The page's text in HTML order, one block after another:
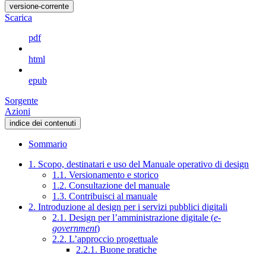
versione-corrente
Scarica
pdf
html
epub
Sorgente
Azioni
indice dei contenuti
Sommario
1. Scopo, destinatari e uso del Manuale operativo di design
1.1. Versionamento e storico
1.2. Consultazione del manuale
1.3. Contribuisci al manuale
2. Introduzione al design per i servizi pubblici digitali
2.1. Design per l’amministrazione digitale (e-
government)
2.2. L’approccio progettuale
2.2.1. Buone pratiche